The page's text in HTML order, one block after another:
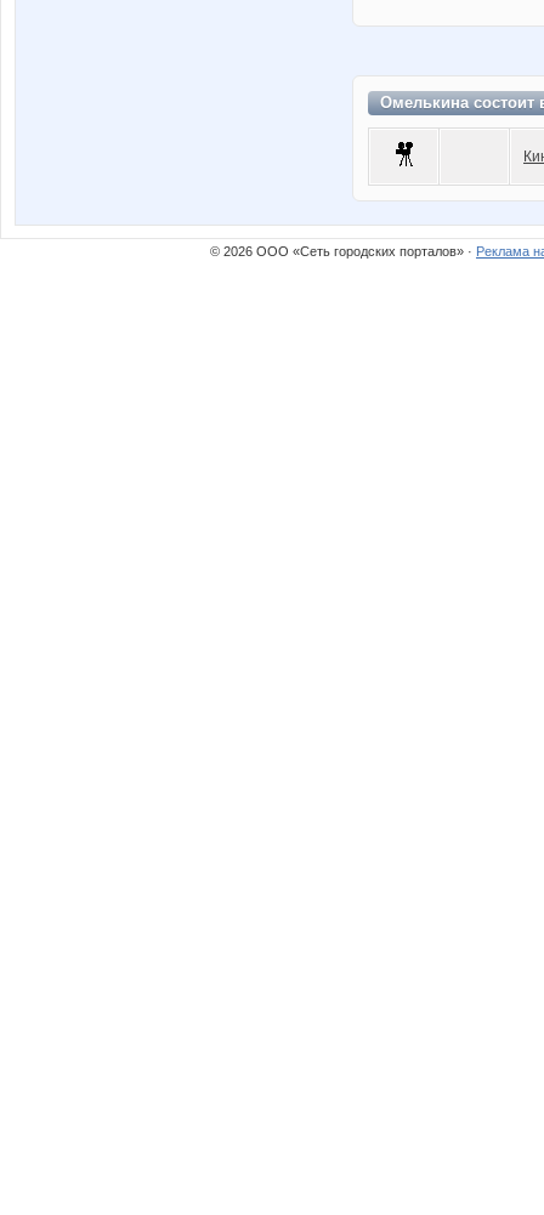
Омелькина состоит
© 2026 ООО «Сеть городских порталов» · Реклама